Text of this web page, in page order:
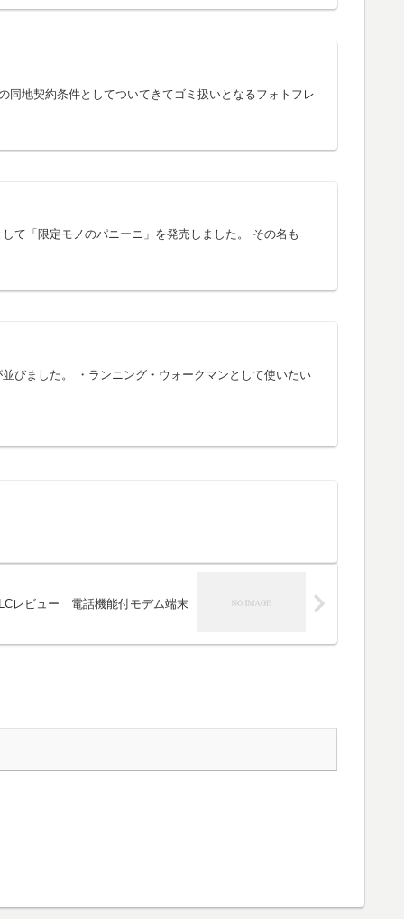
地契約条件としてついてきてゴミ扱いとなるフォトフレ
て「限定モノのパニーニ」を発売しました。 その名も
びました。 ・ランニング・ウォークマンとして使いたい
レビュー 電話機能付モデム端末